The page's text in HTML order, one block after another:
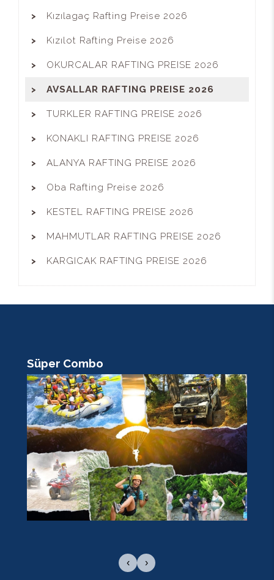
Kızılagaç Rafting Preise 2026
Kızılot Rafting Preise 2026
OKURCALAR RAFTING PREISE 2026
AVSALLAR RAFTING PREISE 2026
TURKLER RAFTING PREISE 2026
KONAKLI RAFTING PREISE 2026
ALANYA RAFTING PREISE 2026
Oba Rafting Preise 2026
KESTEL RAFTING PREISE 2026
MAHMUTLAR RAFTING PREISE 2026
KARGICAK RAFTING PREISE 2026
Süper Combo
‹ ›